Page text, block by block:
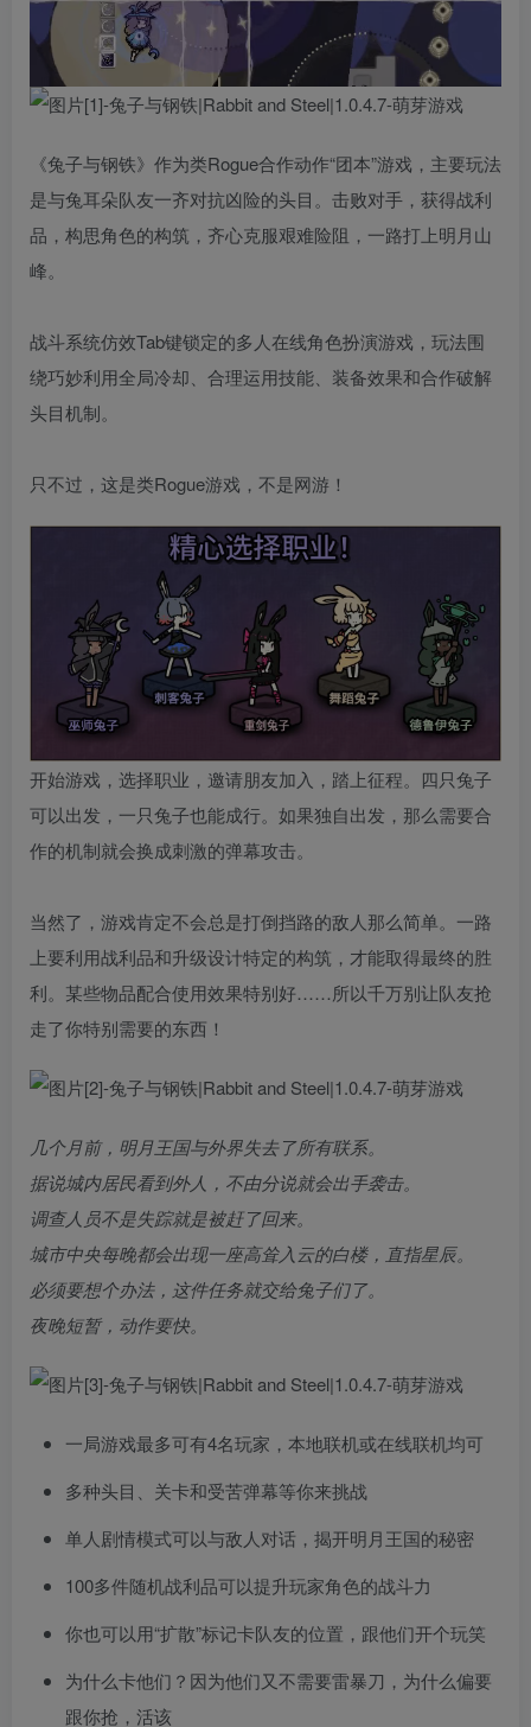
《兔子与钢铁》作为类Rogue合作动作“团本”游戏，主要玩法
是与兔耳朵队友一齐对抗凶险的头目。击败对手，获得战利
品，构思角色的构筑，齐心克服艰难险阻，一路打上明月山
峰。
战斗系统仿效Tab键锁定的多人在线角色扮演游戏，玩法围
绕巧妙利用全局冷却、合理运用技能、装备效果和合作破解
头目机制。
只不过，这是类Rogue游戏，不是网游！
开始游戏，选择职业，邀请朋友加入，踏上征程。四只兔子
可以出发，一只兔子也能成行。如果独自出发，那么需要合
作的机制就会换成刺激的弹幕攻击。
当然了，游戏肯定不会总是打倒挡路的敌人那么简单。一路
上要利用战利品和升级设计特定的构筑，才能取得最终的胜
利。某些物品配合使用效果特别好……所以千万别让队友抢
走了你特别需要的东西！
几个月前，明月王国与外界失去了所有联系。
据说城内居民看到外人，不由分说就会出手袭击。
调查人员不是失踪就是被赶了回来。
城市中央每晚都会出现一座高耸入云的白楼，直指星辰。
必须要想个办法，这件任务就交给兔子们了。
夜晚短暂，动作要快。
一局游戏最多可有4名玩家，本地联机或在线联机均可
多种头目、关卡和受苦弹幕等你来挑战
单人剧情模式可以与敌人对话，揭开明月王国的秘密
100多件随机战利品可以提升玩家角色的战斗力
你也可以用“扩散”标记卡队友的位置，跟他们开个玩笑
为什么卡他们？因为他们又不需要雷暴刀，为什么偏要
跟你抢，活该